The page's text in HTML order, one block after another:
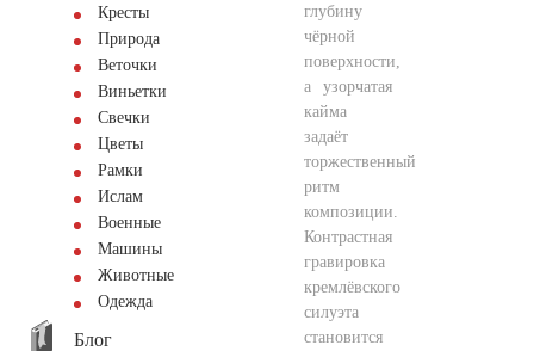
Кресты
Природа
Веточки
Виньетки
Свечки
Цветы
Рамки
Ислам
Военные
Машины
Животные
Одежда
Блог
глубину
чёрной
поверхности,
а узорчатая
кайма
задаёт
торжественный
ритм
композиции.
Контрастная
гравировка
кремлёвского
силуэта
становится